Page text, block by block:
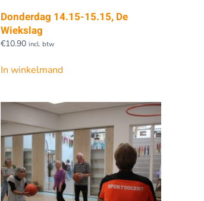
Donderdag 14.15-15.15, De
Wiekslag
€10.90 incl. btw
In winkelmand